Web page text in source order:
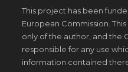
This project has been
European Commission.
only of the author, and the
responsible for any use
information contained